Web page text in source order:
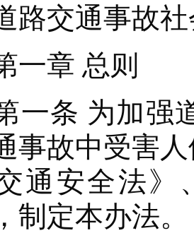
交通事故社
章 总则
条 为加强道
事故中受害
通安全法》
制定本办法。